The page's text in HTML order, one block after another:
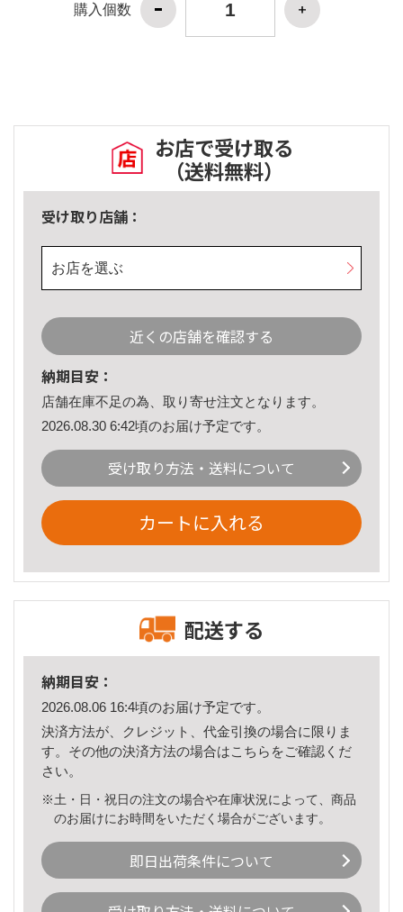
購入個数
お店で受け取る
（送料無料）
受け取り店舗：
お店を選ぶ
近くの店舗を確認する
納期目安：
店舗在庫不足の為、取り寄せ注文となります。
2026.08.30 6:42頃のお届け予定です。
受け取り方法・送料について
カートに入れる
配送する
納期目安：
2026.08.06 16:4頃のお届け予定です。
決済方法が、クレジット、代金引換の場合に限りま
す。その他の決済方法の場合はこちら をご確認くだ
さい。
※土・日・祝日の注文の場合や在庫状況によって、商品
のお届けにお時間をいただく場合がございます。
即日出荷条件について